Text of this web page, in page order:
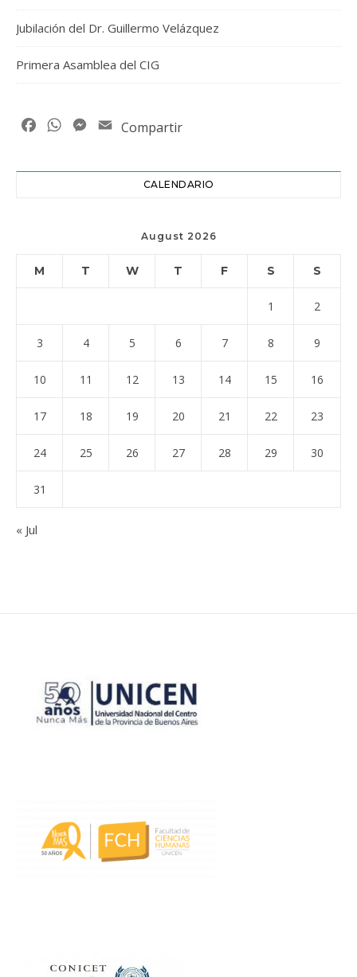
Jubilación del Dr. Guillermo Velázquez
Primera Asamblea del CIG
FacebookWhatsAppMessenger
Email
Compartir
CALENDARIO
August 2026
M T W T F S S
1 2
3 4 5 6 7 8 9
10 11 12 13 14 15 16
17 18 19 20 21 22 23
24 25 26 27 28 29 30
31
« Jul